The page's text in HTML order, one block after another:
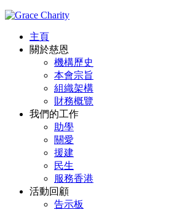
主頁
關於慈恩
機構歷史
本會宗旨
組織架構
財務概覽
我們的工作
助學
關愛
援建
民生
服務香港
活動回顧
告示板